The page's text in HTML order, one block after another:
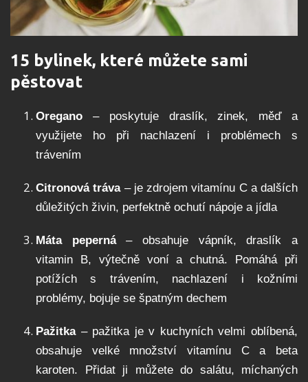
15 bylinek, které můžete sami
pěstovat
Oregano – poskytuje draslík, zinek, měď a
využijete ho při nachlazení i problémech s
trávením
Citronová tráva– je zdrojem vitamínu C a dalších
důležitých živin, perfektně ochutí nápoje a jídla
Máta peperná– obsahuje vápník, draslík a
vitamin B, výtečně voní a chutná. Pomáhá při
potížích s trávením, nachlazení i kožními
problémy, bojuje se špatným dechem
Pažitka – pažitka je v kuchyních velmi oblíbená,
obsahuje velké množství vitamínu C a beta
karoten. Přidat ji můžete do salátu, míchaných